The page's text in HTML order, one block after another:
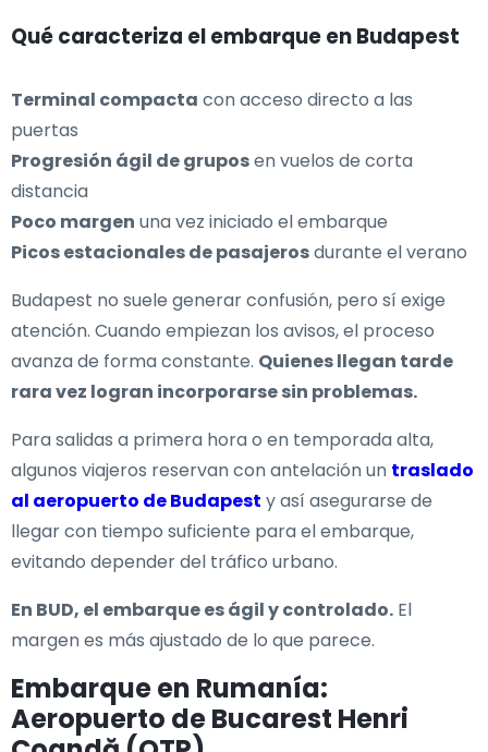
Qué caracteriza el embarque en Budapest
Terminal compacta con acceso directo a las
puertas
Progresión ágil de gruposen vuelos de corta
distancia
Poco margen una vez iniciado el embarque
Picos estacionales de pasajerosdurante el verano
Budapest no suele generar confusión, pero sí exige
atención. Cuando empiezan los avisos, el proceso
avanza de forma constante. Quienes llegan tarde
rara vez logran incorporarse sin problemas.
Para salidas a primera hora o en temporada alta,
algunos viajeros reservan con antelación un traslado
al aeropuerto de Budapest y así asegurarse de
llegar con tiempo suficiente para el embarque,
evitando depender del tráfico urbano.
En BUD, el embarque es ágil y controlado. El
margen es más ajustado de lo que parece.
Embarque en Rumanía:
Aeropuerto de Bucarest Henri